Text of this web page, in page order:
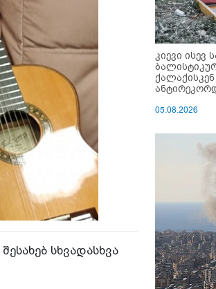
სხვადასხვა
კიევი ისევ
05.08.2026